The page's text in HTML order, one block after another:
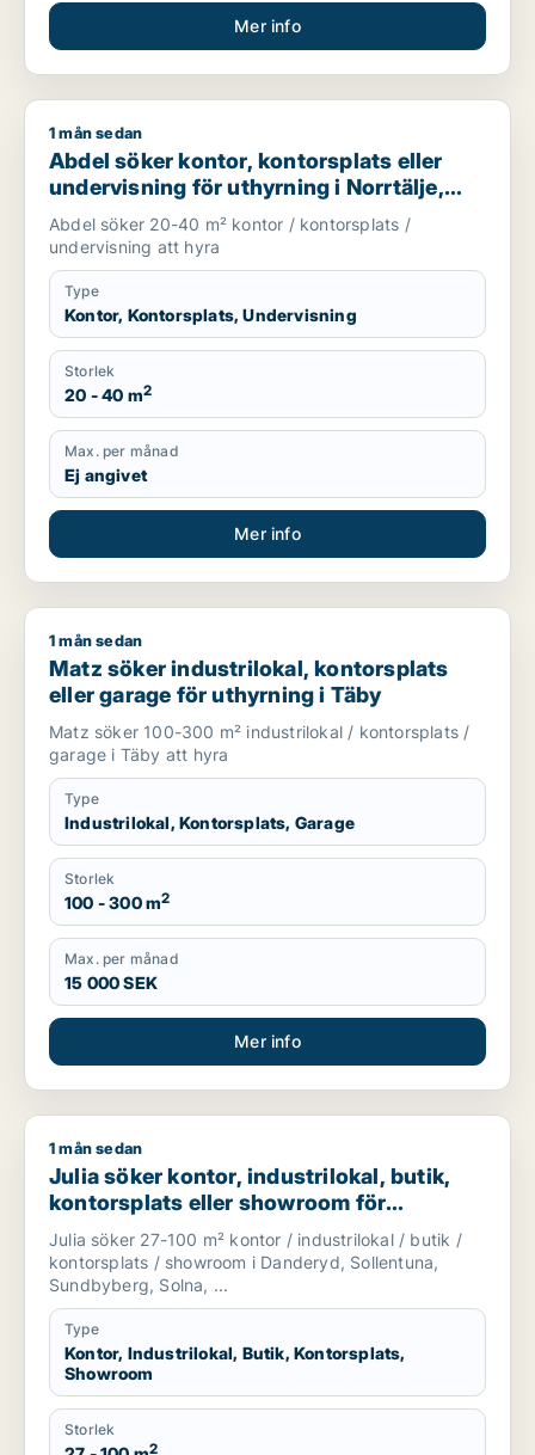
Mer info
Abdel söker kontor, kontorsplats eller undervisning för
1 mån sedan
Abdel söker kontor, kontorsplats eller
undervisning för uthyrning i Norrtälje,
Håbo eller Knivsta m.fl.
Abdel söker 20-40 m² kontor / kontorsplats /
undervisning att hyra
Type
Kontor, Kontorsplats, Undervisning
Storlek
20 - 40 m2
Max. per månad
Ej angivet
Mer info
Matz söker industrilokal, kontorsplats eller garage för
1 mån sedan
Matz söker industrilokal, kontorsplats
eller garage för uthyrning i Täby
Matz söker 100-300 m² industrilokal / kontorsplats /
garage i Täby att hyra
Type
Industrilokal, Kontorsplats, Garage
Storlek
100 - 300 m2
Max. per månad
15 000 SEK
Mer info
Julia söker kontor, industrilokal, butik, kontorsplats eller
1 mån sedan
Julia söker kontor, industrilokal, butik,
kontorsplats eller showroom för
uthyrning i Danderyd, Sollentuna eller
Sundbyberg m.fl.
Julia söker 27-100 m² kontor / industrilokal / butik /
kontorsplats / showroom i Danderyd, Sollentuna,
Sundbyberg, Solna, ...
Type
Kontor, Industrilokal, Butik, Kontorsplats,
Showroom
Storlek
2